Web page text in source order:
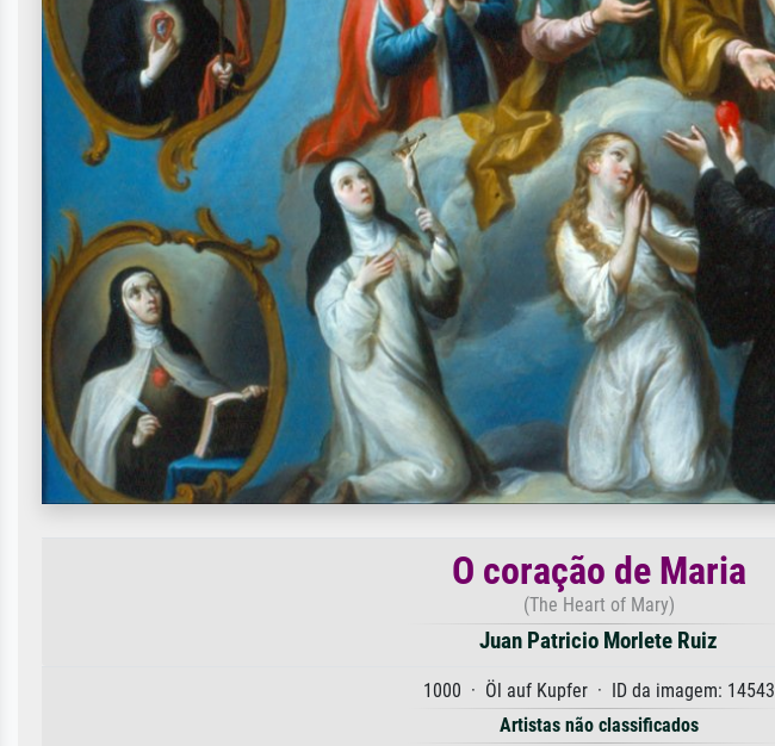
O coração de Maria
(The Heart of Mary)
Juan Patricio Morlete Ruiz
1000 · Öl auf Kupfer · ID da imagem: 14543
Artistas não classificados